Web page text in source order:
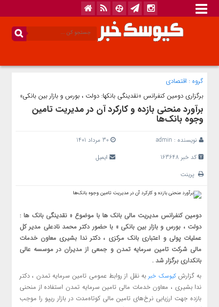
گروه : اقتصادی
برگزاری دومین کنفرانس «نقدینگی بانکها: دولت ، بورس و بازار بین بانکی»
برآورد منحنی بازده و کارکرد آن در مدیریت تامین
وجوه بانک‌ها
نویسنده : admin
30 مرداد 1401
کد خبر 163648
ایمیل
پرینت
دومین کنفرانس مدیریت مالی بانک ها با موضوع « نقدینگی بانک ها :
دولت ، بورس و بازار بین بانکی » با حضور دکتر محمد نادعلی مدیر کل
عملیات پولی و اعتباری بانک مرکزی ، دکتر ندا بشیری معاون خدمات
مالی شرکت تامین سرمایه تمدن و جمعی از مدیران در موسسه عالی
بانکداری برگزار شد .
به گزارشکیوسک خبر به نقل از روابط عمومی تامین سرمایه تمدن ، دکتر
ندا بشیری ، معاون خدمات مالی تامین سرمایه تمدن استفاده از منحنی
بازده جهت ارزیابی نرخ‌های تامین مالی کوتاه‌مدت در بازار ریپو را موجب